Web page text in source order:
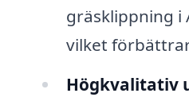
gräsklippning i
vilket
Högkvalitativ